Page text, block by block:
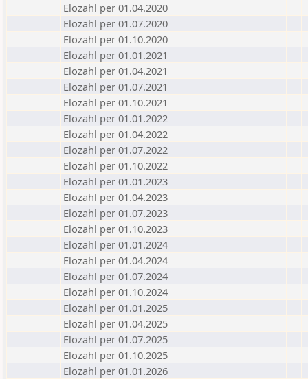
Elozahl per 01.04.2020
Elozahl per 01.07.2020
Elozahl per 01.10.2020
Elozahl per 01.01.2021
Elozahl per 01.04.2021
Elozahl per 01.07.2021
Elozahl per 01.10.2021
Elozahl per 01.01.2022
Elozahl per 01.04.2022
Elozahl per 01.07.2022
Elozahl per 01.10.2022
Elozahl per 01.01.2023
Elozahl per 01.04.2023
Elozahl per 01.07.2023
Elozahl per 01.10.2023
Elozahl per 01.01.2024
Elozahl per 01.04.2024
Elozahl per 01.07.2024
Elozahl per 01.10.2024
Elozahl per 01.01.2025
Elozahl per 01.04.2025
Elozahl per 01.07.2025
Elozahl per 01.10.2025
Elozahl per 01.01.2026